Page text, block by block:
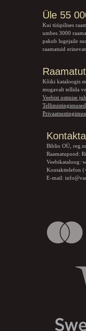
Üle 55
Kui tüüpilises
umbes 3000
pakub lugejaile
raamatuid
Kõiki kataloogis
mugavalt tellida
Veebist ostmise
Tellimistingimused
Biblio OÜ,
Raamatupood:
Veebikataloog:
Kontakttelefon
E-mail: